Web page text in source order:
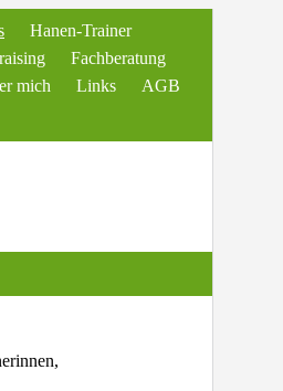
Hanen-Trainer
Fachberatung
mich Links AGB